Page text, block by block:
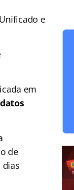
e
em
de
dias